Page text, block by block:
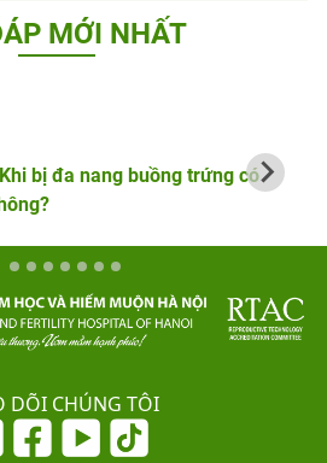
MỚI NHẤT
bị đa nang buồng trứng có
DÕI CHÚNG TÔI